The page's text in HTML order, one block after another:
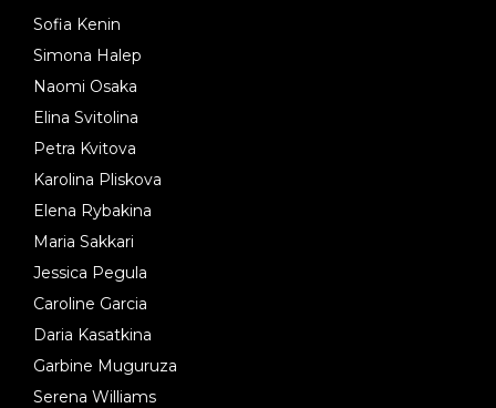
Sofia Kenin
Simona Halep
Naomi Osaka
Elina Svitolina
Petra Kvitova
Karolina Pliskova
Elena Rybakina
Maria Sakkari
Jessica Pegula
Caroline Garcia
Daria Kasatkina
Garbine Muguruza
Serena Williams